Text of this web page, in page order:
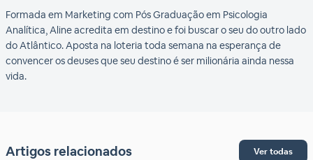
Formada em Marketing com Pós Graduação em Psicologia
Analítica, Aline acredita em destino e foi buscar o seu do outro lado
do Atlântico. Aposta na loteria toda semana na esperança de
convencer os deuses que seu destino é ser milionária ainda nessa
vida.
Artigos relacionados Ver todas